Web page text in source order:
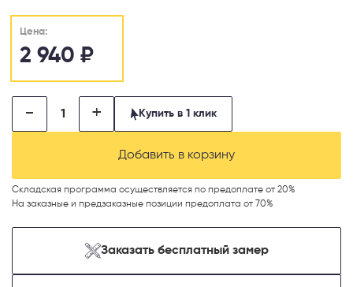
Цена:
2 940 ₽
- + Купить в 1 клик
Добавить в корзину
Складская программа осуществляется по предоплате от 20%
На заказные и предзаказные позиции предоплата от 70%
Заказать бесплатный замер
Телефон